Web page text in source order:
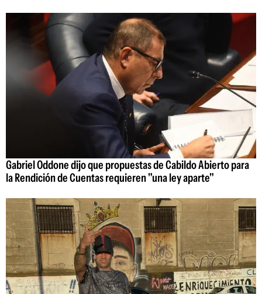
Gabriel Oddone dijo que propuestas de Cabildo Abierto para
la Rendición de Cuentas requieren "una ley aparte"